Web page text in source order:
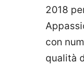
2018
con
qualità